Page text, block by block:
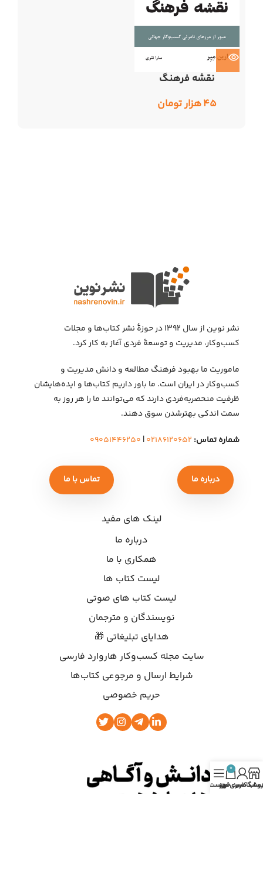
نقشه فرهنگ
۴۵هزار تومان
نشر نوین از سال ۱۳۹۲ در حوزهٔ نشر کتاب‌ها و مجلات
کسب‌وکار، مدیریت و توسعهٔ فردی آغاز به کار کرد.
ماموریت ما بهبود فرهنگ مطالعه و دانش مدیریت و
کسب‌وکار در ایران است. ما باور داریم کتاب‌ها و ایده‌هایشان
ظرفیت منحصربه‌فردی دارند که می‌توانند ما را هر روز به
سمت اندکی بهتر‌شدن سوق دهند.
شماره تماس: ۰۲۱۸۶۱۲۰۶۵۲| ۰۹۰۵۱۴۴۶۲۵۰
درباره ما تماس با ما
لینک های مفید
درباره ما
همکاری با ما
لیست کتاب ها
لیست کتاب های صوتی
نویسندگان و مترجمان
هدایای تبلیغاتی 🎁
سایت مجله کسب‌وکار هاروارد فارسی
شرایط ارسال و مرجوعی کتاب‌ها
حریم خصوصی
کاربری من
0
سبد خرید
فهرست